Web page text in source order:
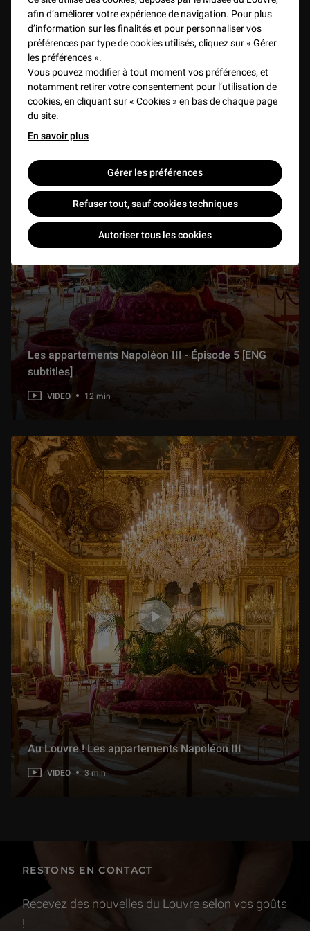
afin d’améliorer votre expérience de navigation. Pour plus
d’information sur les finalités et pour personnaliser vos
préférences par type de cookies utilisés, cliquez sur « Gérer
les préférences ».
Vous pouvez modifier à tout moment vos préférences, et
notamment retirer votre consentement pour l’utilisation de
cookies, en cliquant sur « Cookies » en bas de chaque page
du site.
En savoir plus
Gérer les préférences
Refuser tout, sauf cookies techniques
Autoriser tous les cookies
1 min
L'épée des rois
1 min
VIDEO 7 min
Les appartements Napoléon III - Épisode 5 [ENG
subtitles]
VIDEO 12 min
Au Louvre ! Les appartements Napoléon III
VIDEO 3 min
RESTONS EN CONTACT
Recevez des nouvelles du Louvre selon vos goûts
!